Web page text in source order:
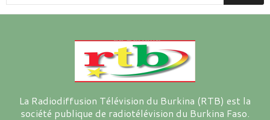
La Radiodiffusion Télévision du Burkina (RTB) est la
société publique de radiotélévision du Burkina Faso.